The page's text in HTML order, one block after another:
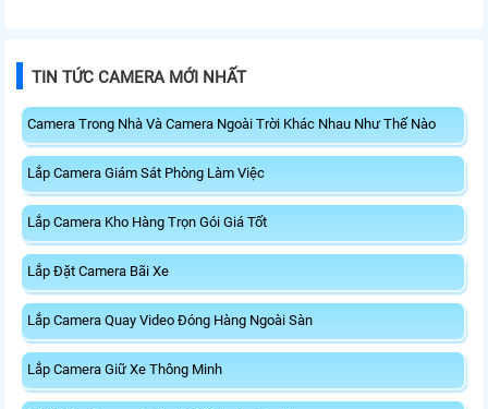
TIN TỨC CAMERA MỚI NHẤT
Camera Trong Nhà Và Camera Ngoài Trời Khác Nhau Như Thế Nào
Lắp Camera Giám Sát Phòng Làm Việc
Lắp Camera Kho Hàng Trọn Gói Giá Tốt
Lắp Đặt Camera Bãi Xe
Lắp Camera Quay Video Đóng Hàng Ngoài Sàn
Lắp Camera Giữ Xe Thông Minh